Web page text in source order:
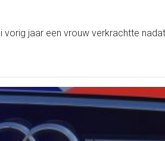
jaar een vrouw verkrachtte